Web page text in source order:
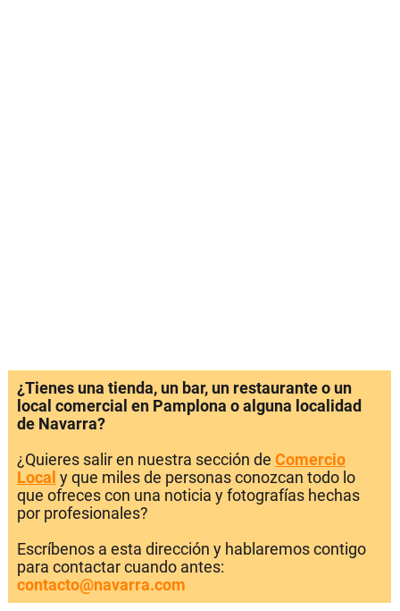
¿Tienes una tienda, un bar, un restaurante o un
local comercial en Pamplona o alguna localidad
de Navarra?
¿Quieres salir en nuestra sección de Comercio
Local y que miles de personas conozcan todo lo
que ofreces con una noticia y fotografías hechas
por profesionales?
Escríbenos a esta dirección y hablaremos contigo
para contactar cuando antes:
contacto@navarra.com